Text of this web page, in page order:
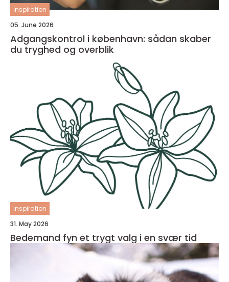
inspiration
05. June 2026
Adgangskontrol i københavn: sådan skaber
du tryghed og overblik
inspiration
31. May 2026
Bedemand fyn et trygt valg i en svær tid